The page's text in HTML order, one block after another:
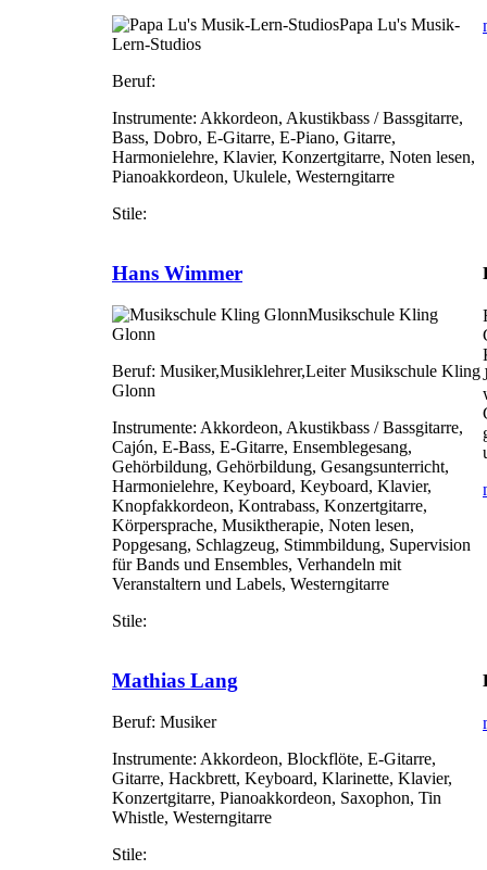
Papa Lu's Musik-
Lern-Studios
Beruf:
Instrumente: Akkordeon, Akustikbass / Bassgitarre,
Bass, Dobro, E-Gitarre, E-Piano, Gitarre,
Harmonielehre, Klavier, Konzertgitarre, Noten lesen,
Pianoakkordeon, Ukulele, Westerngitarre
Stile:
Hans Wimmer
Musikschule Kling
Glonn
Beruf: Musiker,Musiklehrer,Leiter Musikschule Kling
Glonn
Instrumente: Akkordeon, Akustikbass / Bassgitarre,
Cajón, E-Bass, E-Gitarre, Ensemblegesang,
Gehörbildung, Gehörbildung, Gesangsunterricht,
Harmonielehre, Keyboard, Keyboard, Klavier,
Knopfakkordeon, Kontrabass, Konzertgitarre,
Körpersprache, Musiktherapie, Noten lesen,
Popgesang, Schlagzeug, Stimmbildung, Supervision
für Bands und Ensembles, Verhandeln mit
Veranstaltern und Labels, Westerngitarre
Stile:
Mathias Lang
Beruf: Musiker
Instrumente: Akkordeon, Blockflöte, E-Gitarre,
Gitarre, Hackbrett, Keyboard, Klarinette, Klavier,
Konzertgitarre, Pianoakkordeon, Saxophon, Tin
Whistle, Westerngitarre
Stile: